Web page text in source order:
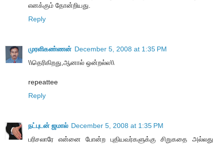
எனக்கும் தோன்றியது.
Reply
முரளிகண்ணன் December 5, 2008 at 1:35 PM
\\தெரிகிறது,ஆனால் ஒன்றல்ல\\
repeattee
Reply
நட்புடன் ஜமால் December 5, 2008 at 1:35 PM
பரிசலாரே என்னை போன்ற புதியவர்களுக்கு சிறுகதை அல்லது